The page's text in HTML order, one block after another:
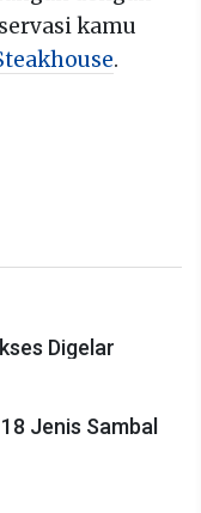
kamu
.
Digelar
Jenis Sambal